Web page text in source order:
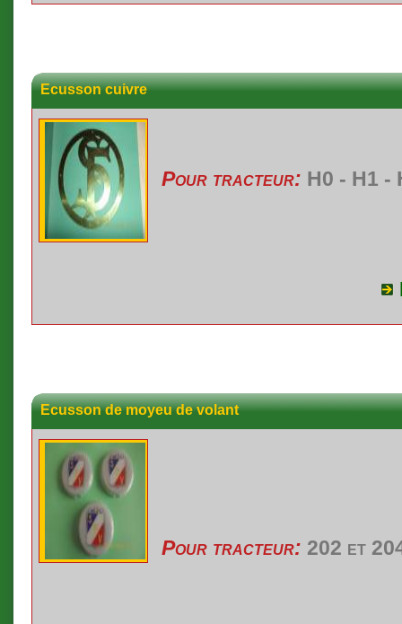
Ecusson cuivre
Pour tracteur: H0 - H1 -
Ecusson de moyeu de volant
Pour tracteur: 202 et